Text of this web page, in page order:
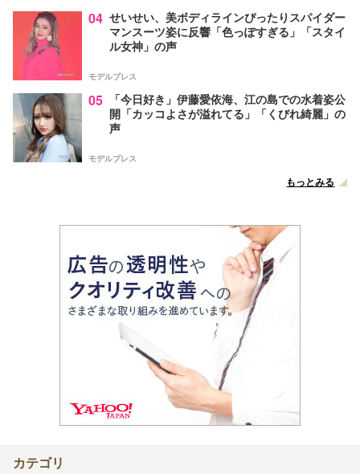
04 せいせい、美ボディラインぴったりスパイダー
マンスーツ姿に反響「色っぽすぎる」「スタイ
ル女神」の声
モデルプレス
05
「今日好き」伊藤愛依海、江の島での水着姿公
開「カッコよさが溢れてる」「くびれ綺麗」の
声
モデルプレス
もっとみる
カテゴリ